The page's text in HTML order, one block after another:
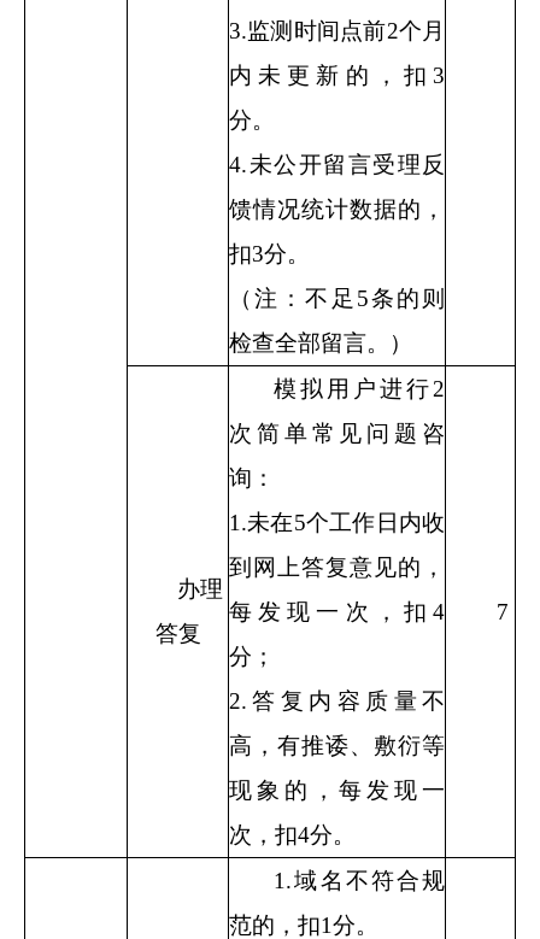
3.监测时间点前2个月
内未更新的，扣 3
分。
4.未公开留言受理反
馈情况统计数据的，
扣3分。
（注：不足 5条的则
检查全部留言。）
办理
答复
模拟用户进行2
次简单常见问题咨
询：
1.未在5个工作日内收
到网上答复意见的，
每发现一次，扣 4
分；
2. 答复内容质量不
高，有推诿、敷衍等
现象的，每发现一
次，扣4分。
7
1.域名不符合规
范的，扣1分。